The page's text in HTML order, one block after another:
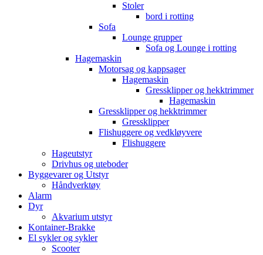
Stoler
bord i rotting
Sofa
Lounge grupper
Sofa og Lounge i rotting
Hagemaskin
Motorsag og kappsager
Hagemaskin
Gressklipper og hekktrimmer
Hagemaskin
Gressklipper og hekktrimmer
Gressklipper
Flishuggere og vedkløyvere
Flishuggere
Hageutstyr
Drivhus og uteboder
Byggevarer og Utstyr
Håndverktøy
Alarm
Dyr
Akvarium utstyr
Kontainer-Brakke
El sykler og sykler
Scooter